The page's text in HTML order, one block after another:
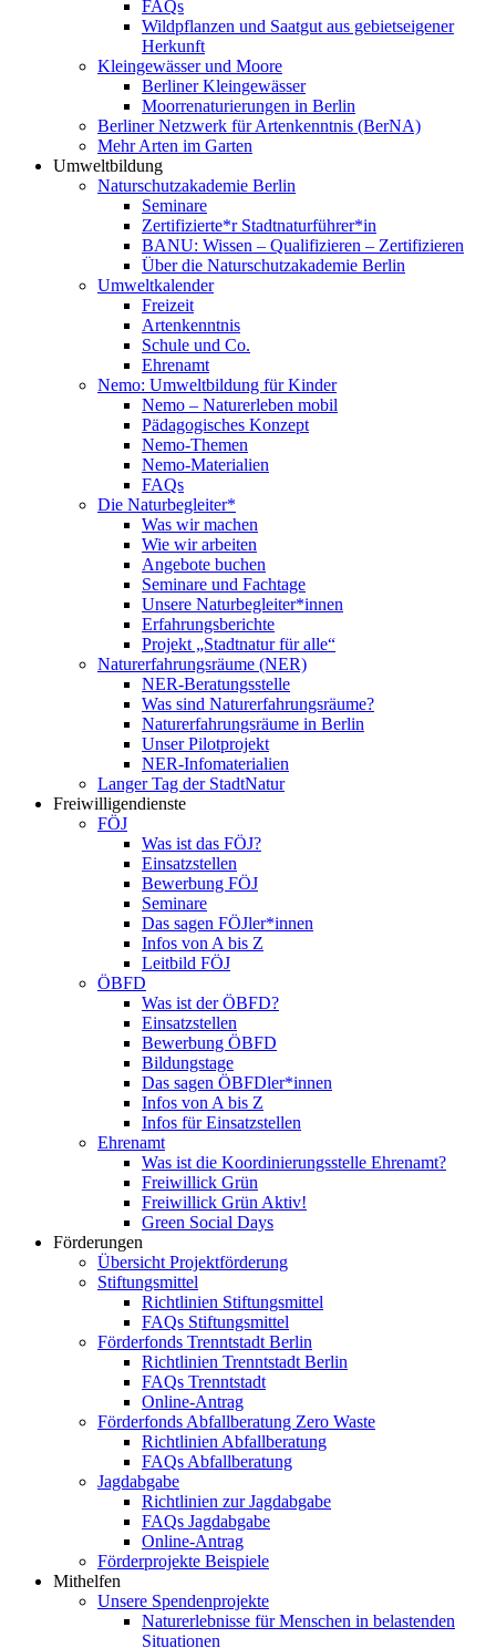
FAQs
Wildpflanzen und Saatgut aus gebietseigener
Herkunft
Kleingewässer und Moore
Berliner Kleingewässer
Moorrenaturierungen in Berlin
Berliner Netzwerk für Artenkenntnis (BerNA)
Mehr Arten im Garten
Umweltbildung
Naturschutzakademie Berlin
Seminare
Zertifizierte*r Stadtnaturführer*in
BANU: Wissen – Qualifizieren – Zertifizieren
Über die Naturschutzakademie Berlin
Umweltkalender
Freizeit
Artenkenntnis
Schule und Co.
Ehrenamt
Nemo: Umweltbildung für Kinder
Nemo – Naturerleben mobil
Pädagogisches Konzept
Nemo-Themen
Nemo-Materialien
FAQs
Die Naturbegleiter*
Was wir machen
Wie wir arbeiten
Angebote buchen
Seminare und Fachtage
Unsere Naturbegleiter*innen
Erfahrungsberichte
Projekt „Stadtnatur für alle“
Naturerfahrungsräume (NER)
NER-Beratungsstelle
Was sind Naturerfahrungsräume?
Naturerfahrungsräume in Berlin
Unser Pilotprojekt
NER-Infomaterialien
Langer Tag der StadtNatur
Freiwilligendienste
FÖJ
Was ist das FÖJ?
Einsatzstellen
Bewerbung FÖJ
Seminare
Das sagen FÖJler*innen
Infos von A bis Z
Leitbild FÖJ
ÖBFD
Was ist der ÖBFD?
Einsatzstellen
Bewerbung ÖBFD
Bildungstage
Das sagen ÖBFDler*innen
Infos von A bis Z
Infos für Einsatzstellen
Ehrenamt
Was ist die Koordinierungsstelle Ehrenamt?
Freiwillick Grün
Freiwillick Grün Aktiv!
Green Social Days
Förderungen
Übersicht Projektförderung
Stiftungsmittel
Richtlinien Stiftungsmittel
FAQs Stiftungsmittel
Förderfonds Trenntstadt Berlin
Richtlinien Trenntstadt Berlin
FAQs Trenntstadt
Online-Antrag
Förderfonds Abfallberatung Zero Waste
Richtlinien Abfallberatung
FAQs Abfallberatung
Jagdabgabe
Richtlinien zur Jagdabgabe
FAQs Jagdabgabe
Online-Antrag
Förderprojekte Beispiele
Mithelfen
Unsere Spendenprojekte
Naturerlebnisse für Menschen in belastenden
Situationen